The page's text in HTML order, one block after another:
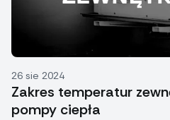
26 sie 2024
Zakres temperatur
pompy ciepła